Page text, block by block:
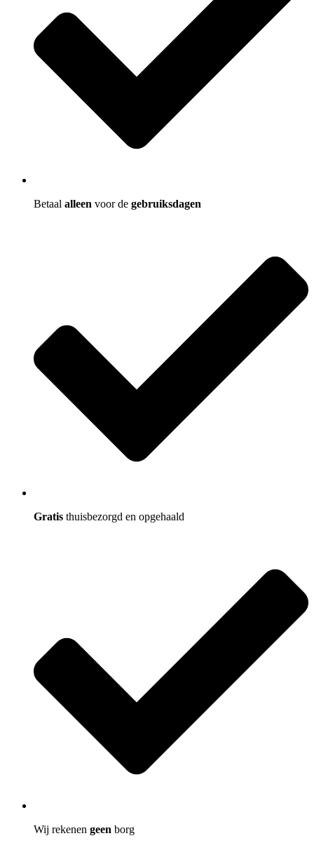
Betaal alleen voor de gebruiksdagen
Gratis thuisbezorgd en opgehaald
Wij rekenen geen borg